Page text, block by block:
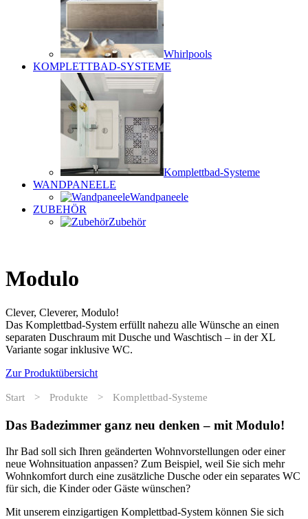
Whirlpools
KOMPLETTBAD-SYSTEME
Komplettbad-Systeme
WANDPANEELE
Wandpaneele
ZUBEHÖR
Zubehör
Modulo
Clever, Cleverer, Modulo!
Das Komplettbad-System erfüllt nahezu alle Wünsche an einen
separaten Duschraum mit Dusche und Waschtisch – in der XL
Variante sogar inklusive WC.
Zur Produktübersicht
Start > Produkte > Komplettbad-Systeme
Das Badezimmer ganz neu denken – mit Modulo!
Ihr Bad soll sich Ihren geänderten Wohnvorstellungen oder einer
neue Wohnsituation anpassen? Zum Beispiel, weil Sie sich mehr
Wohnkomfort durch eine zusätzliche Dusche oder ein separates WC
für sich, die Kinder oder Gäste wünschen?
Mit unserem einzigartigen Komplettbad-System können Sie sich